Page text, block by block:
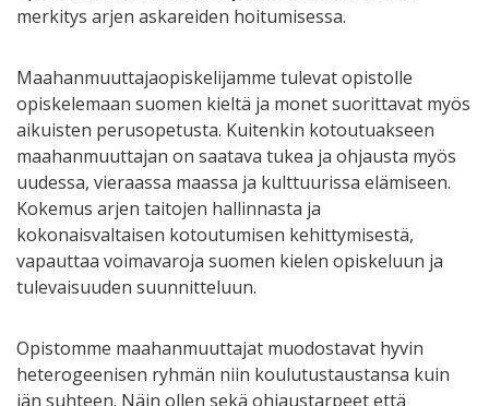
merkitys arjen askareiden hoitumisessa.
Maahanmuuttajaopiskelijamme tulevat opistolle
opiskelemaan suomen kieltä ja monet suorittavat myös
aikuisten perusopetusta. Kuitenkin kotoutuakseen
maahanmuuttajan on saatava tukea ja ohjausta myös
uudessa, vieraassa maassa ja kulttuurissa elämiseen.
Kokemus arjen taitojen hallinnasta ja
kokonaisvaltaisen kotoutumisen kehittymisestä,
vapauttaa voimavaroja suomen kielen opiskeluun ja
tulevaisuuden suunnitteluun.
Opistomme maahanmuuttajat muodostavat hyvin
heterogeenisen ryhmän niin koulutustaustansa kuin
iän suhteen. Näin ollen sekä ohjaustarpeet että